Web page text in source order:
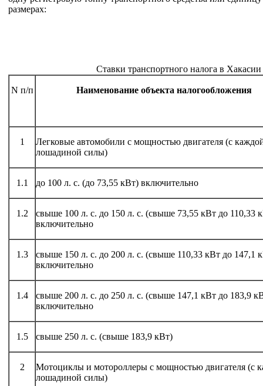
размерах:
Ставки транспортного налога в
N п/п Наименование объекта налогообложения
1
Легковые автомобили с мощностью двигателя (с
лошадиной силы)
1.1 до 100 л. с. (до 73,55 кВт) включительно
1.2
свыше 100 л. с. до 150 л. с. (свыше 73,55 кВт до 110,33
включительно
1.3
свыше 150 л. с. до 200 л. с. (свыше 110,33 кВт до 147,1
включительно
1.4
свыше 200 л. с. до 250 л. с. (свыше 147,1 кВт до 183,9
включительно
1.5 свыше 250 л. с. (свыше 183,9 кВт)
2
Мотоциклы и мотороллеры с мощностью двигателя (с
лошадиной силы)